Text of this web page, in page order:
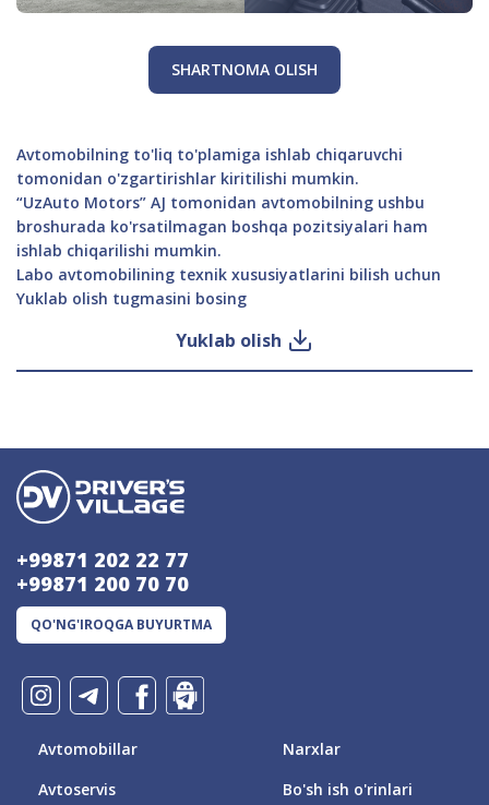
SHARTNOMA OLISH
Avtomobilning to'liq to'plamiga ishlab chiqaruvchi
tomonidan o'zgartirishlar kiritilishi mumkin.
“UzAuto Motors” AJ tomonidan avtomobilning ushbu
broshurada ko'rsatilmagan boshqa pozitsiyalari ham
ishlab chiqarilishi mumkin.
Labo avtomobilining texnik xususiyatlarini bilish uchun
Yuklab olish tugmasini bosing
Yuklab olish
+99871 202 22 77
+99871 200 70 70
QO'NG'IROQGA BUYURTMA
Avtomobillar
Avtoservis
Narxlar
Bo'sh ish o'rinlari